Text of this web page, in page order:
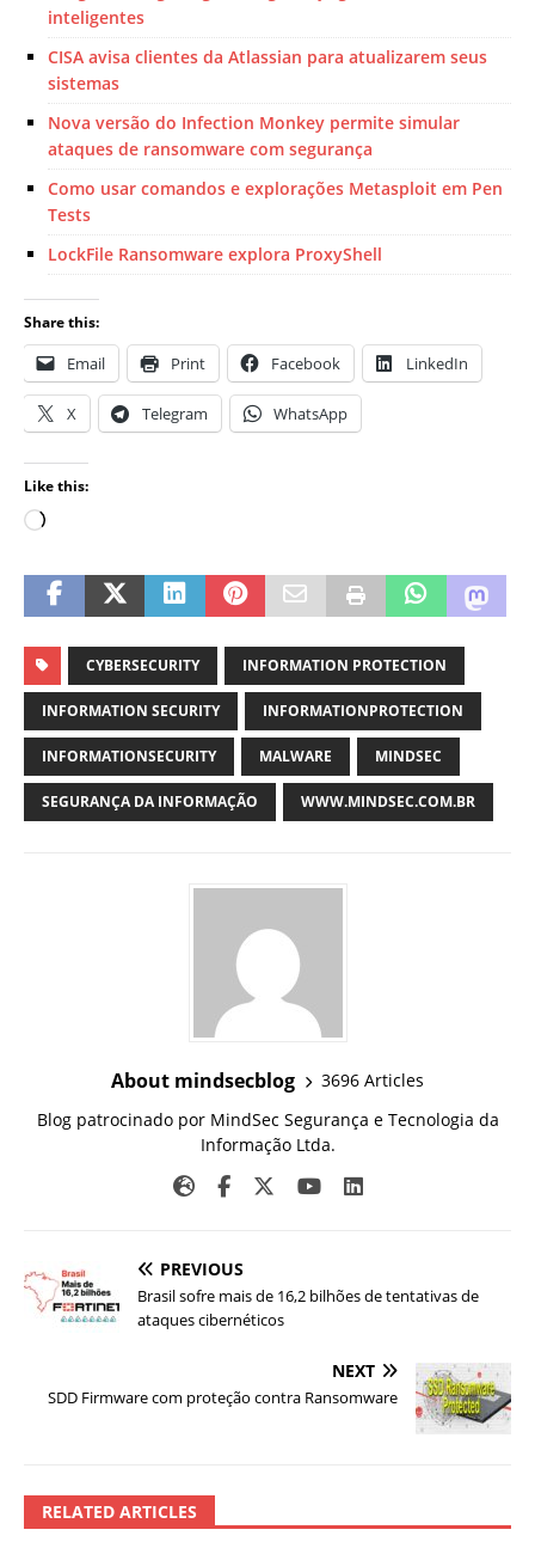
inteligentes
CISA avisa clientes da Atlassian para atualizarem seus
sistemas
Nova versão do Infection Monkey permite simular
ataques de ransomware com segurança
Como usar comandos e explorações Metasploit em Pen
Tests
LockFile Ransomware explora ProxyShell
Share this:
Email Print Facebook LinkedIn
X Telegram WhatsApp
Like this:
CYBERSECURITY INFORMATION PROTECTION
INFORMATION SECURITY INFORMATIONPROTECTION
INFORMATIONSECURITY MALWARE MINDSEC
SEGURANÇA DA INFORMAÇÃO WWW.MINDSEC.COM.BR
About mindsecblog
3696 Articles
Blog patrocinado por MindSec Segurança e Tecnologia da
Informação Ltda.
PREVIOUS
Brasil sofre mais de 16,2 bilhões de tentativas de
ataques cibernéticos
NEXT
SDD Firmware com proteção contra Ransomware
RELATED ARTICLES